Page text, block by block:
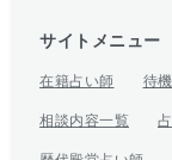
サイトメニュー
在籍占い師 待
相談内容一覧